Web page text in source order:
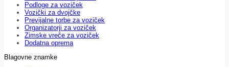
Podloge za voziček
Vozički za dvojčke
Previjalne torbe za voziček
Organizatorji za voziček
Zimske vreče za voziček
Dodatna oprema
Blagovne znamke